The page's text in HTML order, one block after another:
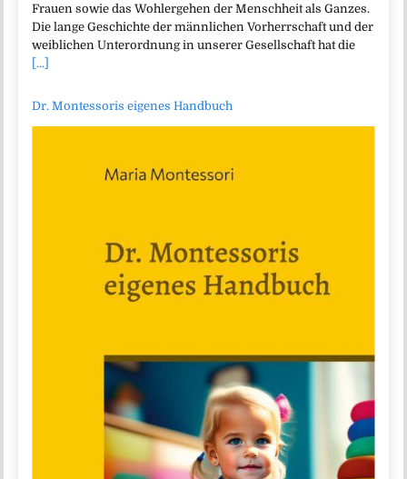
Frauen sowie das Wohlergehen der Menschheit als Ganzes.
Die lange Geschichte der männlichen Vorherrschaft und der
weiblichen Unterordnung in unserer Gesellschaft hat die
[...]
Dr. Montessoris eigenes Handbuch